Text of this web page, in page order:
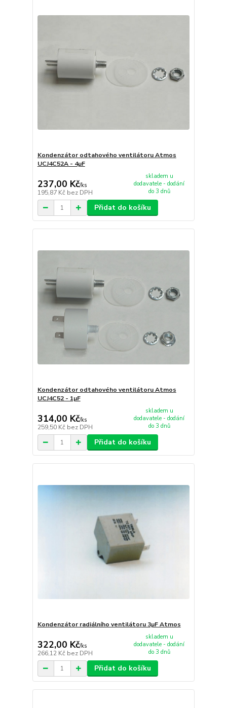
Kondenzátor odtahového ventilátoru Atmos
UCJ4C52A - 4µF
237,00 Kč/ks
195,87 Kč bez DPH
skladem u
dodavatele - dodání
do 3 dnů
Přidat do košíku
Kondenzátor odtahového ventilátoru Atmos
UCJ4C52 - 1µF
314,00 Kč/ks
259,50 Kč bez DPH
skladem u
dodavatele - dodání
do 3 dnů
Přidat do košíku
Kondenzátor radiálního ventilátoru 3µF Atmos
322,00 Kč/ks
266,12 Kč bez DPH
skladem u
dodavatele - dodání
do 3 dnů
Přidat do košíku